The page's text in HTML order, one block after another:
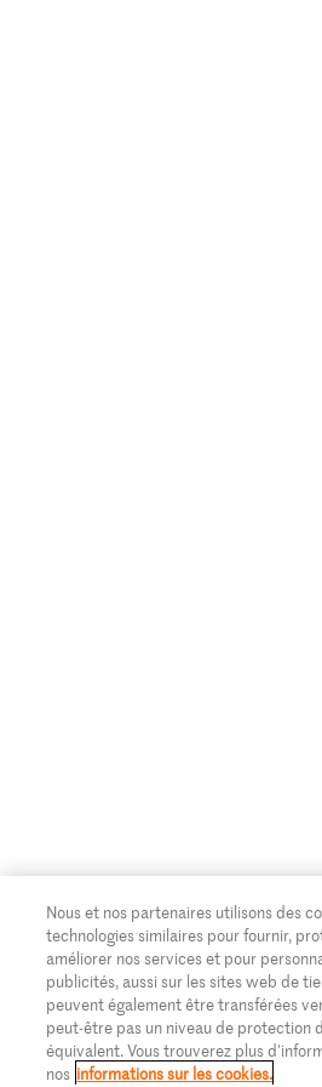
Nous et nos partenaires utilisons des
technologies similaires pour fournir,
améliorer nos services et pour
publicités, aussi sur les sites web de
peuvent également être transférées
peut-être pas un niveau de protection
équivalent. Vous trouverez plus
nos informations sur les cookies.